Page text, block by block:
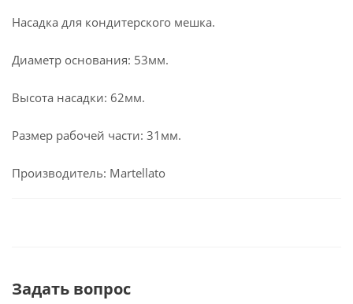
Насадка для кондитерского мешка.
Диаметр основания: 53мм.
Высота насадки: 62мм.
Размер рабочей части: 31мм.
Производитель: Martellato
Задать вопрос